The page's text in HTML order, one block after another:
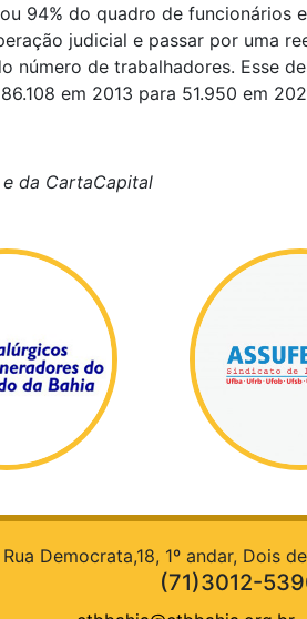
94% do quadro de funcionários
judicial e passar por uma
número de trabalhadores. Esse
em 2013 para 51.950 em
da CartaCapital
Rua Democrata,18, 1º andar, Dois
(71)3012-